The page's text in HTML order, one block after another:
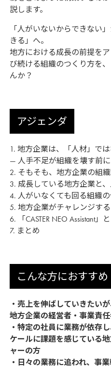
説します。
「人がいないからできない
きる」へ。
地方における成長の前提を
び続ける組織のつくり方を
んか？
アジェンダ
1. 地方企業は、「人材」で
— 人手不足が組織を壊す前に
2. そもそも、地方企業の組
3. 成長している地方企業と
4. 人がいなくても回る組織
5. 地方企業がチャレンジす
6. 「CASTER NEO Assistant」
7. まとめ
こんな方におすすめ
・売上を伸ばしていきたい
地方企業の経営者・事業責
・特定の社員に業務が依存
ケールに課題を感じている
ャーの方
・日々の業務に追われ、事